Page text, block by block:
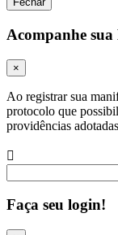
Acompanhe
×
Ao registrar sua
protocolo que
providências
Faça seu login!